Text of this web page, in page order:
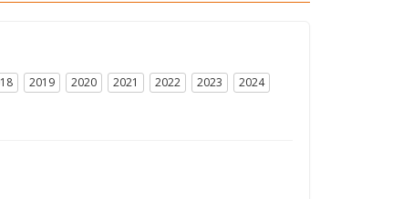
2019 2020 2021 2022 2023 2024